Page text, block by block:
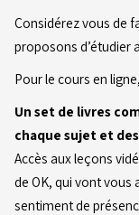
Considérez vous de
proposons d’étudier
Pour le cours en
Un set de livres
chaque sujet et
Accès aux leçons
de OK, qui vont vous
sentiment de